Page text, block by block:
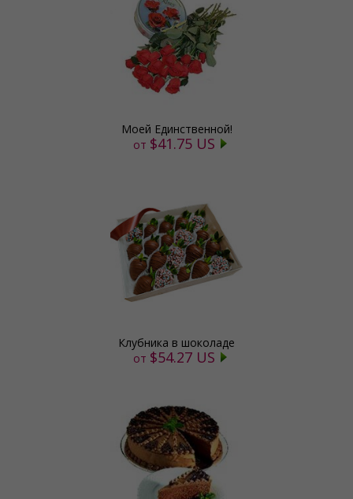
Моей Единственной!
от $41.75 US
Клубника в шоколаде
от $54.27 US